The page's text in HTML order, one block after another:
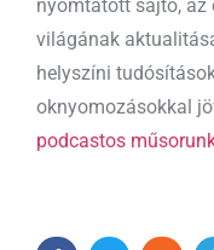
nyomtatott sajtó, az
világának
helyszíni
oknyomozásokkal
podcastos